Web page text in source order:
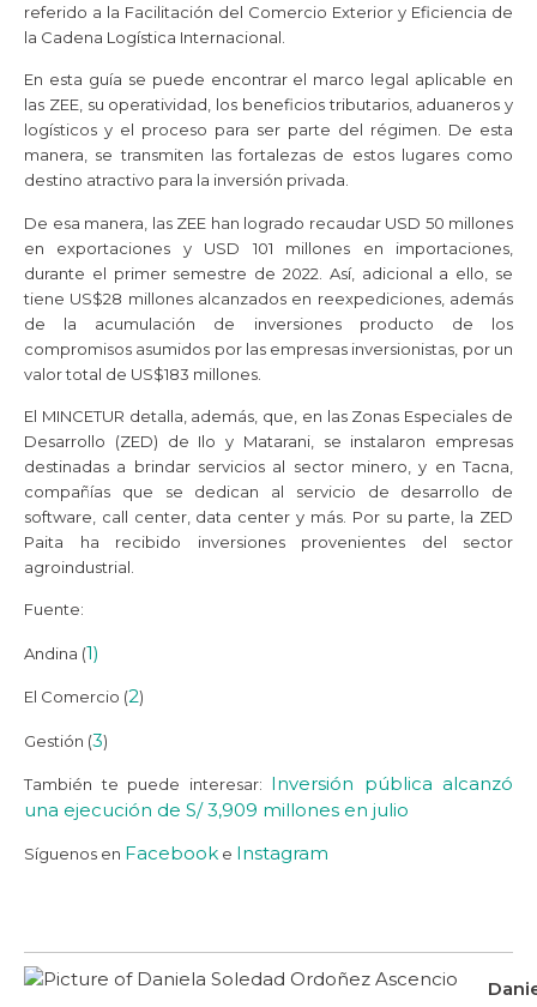
referido a la Facilitación del Comercio Exterior y Eficiencia de
la Cadena Logística Internacional.
En esta guía se puede encontrar el marco legal aplicable en
las ZEE, su operatividad, los beneficios tributarios, aduaneros y
logísticos y el proceso para ser parte del régimen. De esta
manera, se transmiten las fortalezas de estos lugares como
destino atractivo para la inversión privada.
De esa manera, las ZEE han logrado recaudar USD 50 millones
en exportaciones y USD 101 millones en importaciones,
durante el primer semestre de 2022. Así, adicional a ello, se
tiene US$28 millones alcanzados en reexpediciones, además
de la acumulación de inversiones producto de los
compromisos asumidos por las empresas inversionistas, por un
valor total de US$183 millones.
El MINCETUR detalla, además, que, en las Zonas Especiales de
Desarrollo (ZED) de Ilo y Matarani, se instalaron empresas
destinadas a brindar servicios al sector minero, y en Tacna,
compañías que se dedican al servicio de desarrollo de
software, call center, data center y más. Por su parte, la ZED
Paita ha recibido inversiones provenientes del sector
agroindustrial.
Fuente:
Andina (1)
El Comercio (2)
Gestión (3)
También te puede interesar: Inversión pública alcanzó
una ejecución de S/ 3,909 millones en julio
Síguenos en Facebook e Instagram